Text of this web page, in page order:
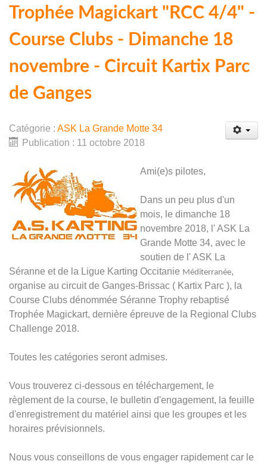
Trophée Magickart "RCC 4/4" -
Course Clubs - Dimanche 18
novembre - Circuit Kartix Parc
de Ganges
Catégorie : ASK La Grande Motte 34
Publication : 11 octobre 2018
Ami(e)s pilotes,
Dans un peu plus d'un
mois, le dimanche 18
novembre 2018, l' ASK La
Grande Motte 34, avec le
soutien de l' ASK La
Séranne et de la Ligue Karting Occitanie Méditerranée,
organise au circuit de Ganges-Brissac ( Kartix Parc ), la
Course Clubs dénommée Séranne Trophy rebaptisé
Trophée Magickart, dernière épreuve de la Regional Clubs
Challenge 2018.
Toutes les catégories seront admises.
Vous trouverez ci-dessous en téléchargement, le
règlement de la course, le bulletin d'engagement, la feuille
d'enregistrement du matériel ainsi que les groupes et les
horaires prévisionnels.
Nous vous conseillons de vous engager rapidement car le